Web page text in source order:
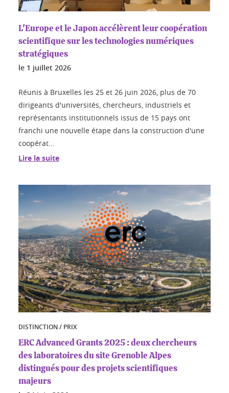
L'Europe et le Japon accélèrent leur coopération
scientifique sur les technologies numériques
stratégiques
le 1 juillet 2026
Réunis à Bruxelles les 25 et 26 juin 2026, plus de 70
dirigeants d'universités, chercheurs, industriels et
représentants institutionnels issus de 15 pays ont
franchi une nouvelle étape dans la construction d'une
coopérat...
Lire la suite
DISTINCTION / PRIX
ERC Advanced Grants 2025 : deux chercheurs
des laboratoires du site Grenoble Alpes
distingués pour des projets scientifiques
majeurs